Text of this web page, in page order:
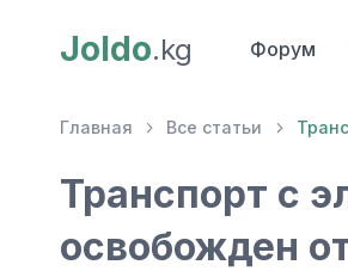
Joldo.kg Форум
Главная Все статьи
Транспорт с
освобожден